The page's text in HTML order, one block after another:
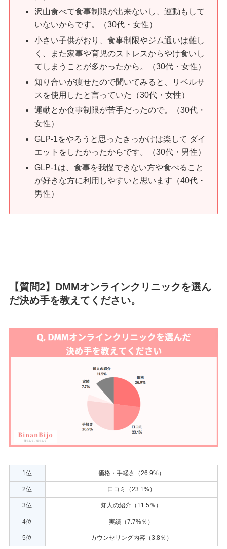
沢山食べて食事制限が出来ないし、運動もして
いないからです。（30代・女性）
小さい子供がおり、食事制限やジム通いは難し
く、また家事や育児のストレスからやけ食いし
てしまうことが多かったから。（30代・女性）
知り合いが痩せたので聞いてみると、リベルサ
スを使用したと言っていた（30代・女性）
運動とか食事制限が苦手だったので。（30代・
女性）
GLP-1をやろうと思ったきっかけは楽して ダイ
エットをしたかったからです。（30代・男性）
GLP-1は、食事を我慢できない方や食べること
が好きな方に利用しやすいと思います（40代・
男性）
【質問2】 DMMオンラインクリニックを選ん
だ決め手を教えてください。
1位 価格・手軽さ（26.9%）
2位 口コミ（23.1%）
3位 知人の紹介（11.5％）
4位 実績（7.7%％）
5位 カウンセリング内容（3.8％）